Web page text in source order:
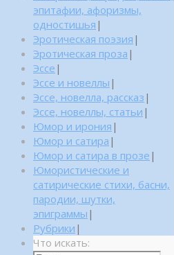
эпитафии, афоризмы,
одностишья |
Эротическая поэзия |
Эротическая проза |
Эссе |
Эссе и новеллы |
Эссе, новелла, рассказ |
Эссе, новеллы, статьи |
Юмор и ирония |
Юмор и сатира |
Юмор и сатира в прозе |
Юмористические и
сатирические стихи, басни,
пародии, шутки,
эпиграммы |
Рубрики |
Что искать: